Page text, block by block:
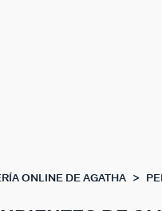
ONLINE DE AGATHA